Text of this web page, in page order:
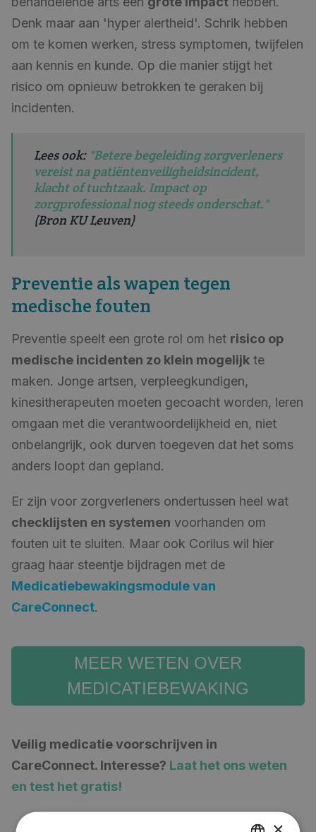
Denk maar aan 'hyper alertheid'. Schrik hebben
om te komen werken, stress symptomen, twijfelen
aan kennis en kunde. Op die manier stijgt het
risico om opnieuw betrokken te geraken bij
incidenten.
Lees ook: "Betere begeleiding zorgverleners
vereist na patiëntenveiligheidsincident,
klacht of tuchtzaak. Impact op
zorgprofessional nog steeds onderschat."
(Bron KU Leuven)
Preventie als wapen tegen
medische fouten
Preventie speelt een grote rol om het risico op
medische incidenten zo klein mogelijk te
maken. Jonge artsen, verpleegkundigen,
kinesitherapeuten moeten gecoacht worden, leren
omgaan met die verantwoordelijkheid en, niet
onbelangrijk, ook durven toegeven dat het soms
anders loopt dan gepland.
Er zijn voor zorgverleners ondertussen heel wat
checklijsten en systemen voorhanden om
fouten uit te sluiten. Maar ook Corilus wil hier
graag haar steentje bijdragen met de
Medicatiebewakingsmodule van
CareConnect.
MEER WETEN OVER
MEDICATIEBEWAKING
Veilig medicatie voorschrijven in
CareConnect. Interesse? Laat het ons weten
en test het gratis!